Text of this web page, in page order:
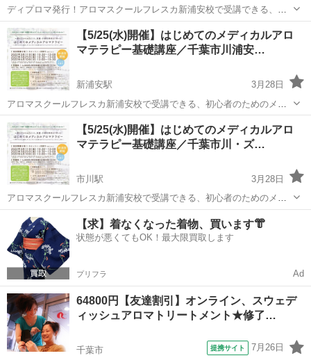
ディプロマ発行！アロマスクールフレスカ新浦安校で受講できる、メ
ディカルアロマテラピー講座。 「AMA認定メディカルアロマテラピー​
アドバイザー資格取得コース」 全2回・各3時間 修了ディプロマ発行​
（ズームオンラ...
千葉 浦安市 アロマ アロマティックメディスン
【5/25(水)開催】はじめてのメディカルアロ
マテラピー基礎講座／千葉市川浦安…
新浦安駅
3月28日
アロマスクールフレスカ新浦安校で受講できる、初心者のためのメデ
ィカルアロマテラピーの基礎講座。 アロマティックメディスン協会理
事が講座を担当します。 当スクールは（社）アロマティックメディス
ン協会認定校です。 多く...
千葉 浦安市 新浦安駅 アロマ
アロマティックメディスン
【5/25(水)開催】はじめてのメディカルアロ
マテラピー基礎講座／千葉市川・ズ…
市川駅
3月28日
アロマスクールフレスカ新浦安校で受講できる、初心者のためのメデ
ィカルアロマテラピーの基礎講座。 アロマティックメディスン協会理
事が講座を担当します。 当スクールは（社）アロマティックメディス
ン協会認定校です。 多く...
千葉 市川駅 アロマ メディカルアロマ
【求】着なくなった着物、買います👘
状態が悪くてもOK！最大限買取します
プリフラ Ad
64800円【友達割引】オンライン、スウェデ
ィッシュアロマトリートメント★修了…
千葉市 提携サイト 7月26日